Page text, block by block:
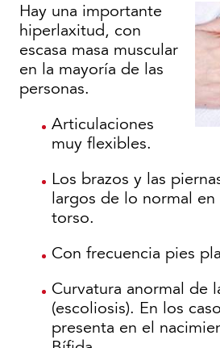
Hay una importante
hiperlaxitud, con
escasa masa muscular
en la mayoría de las
personas.
Articulaciones
muy flexibles.
Los brazos y las
largos de lo normal
torso.
Con frecuencia pies
Curvatura anormal de
(escoliosis). En los
presenta en el